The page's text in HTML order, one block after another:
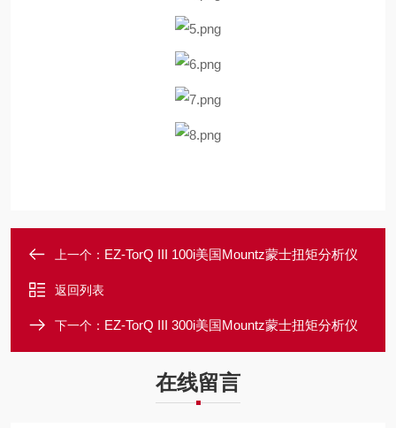
上一个： EZ-TorQ III 100i美国Mountz蒙士扭矩分析仪
返回列表
下一个： EZ-TorQ III 300i美国Mountz蒙士扭矩分析仪
在线留言